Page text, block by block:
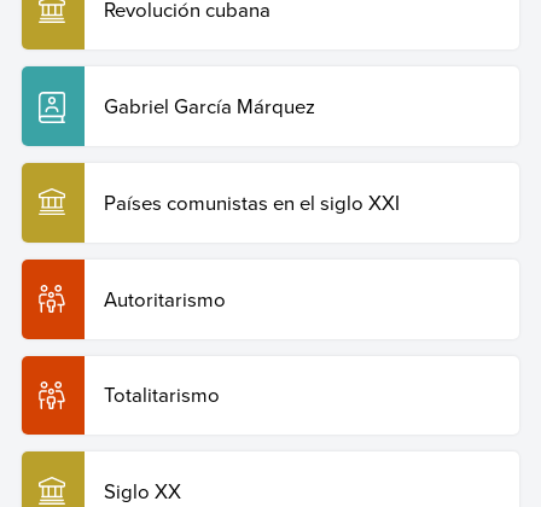
Revolución cubana
Gabriel García Márquez
Países comunistas en el siglo XXI
Autoritarismo
Totalitarismo
Siglo XX